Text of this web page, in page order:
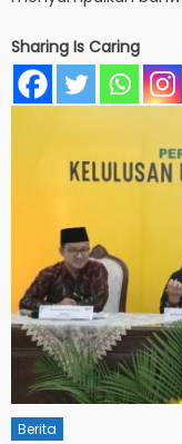
Sharing Is Caring
Berita